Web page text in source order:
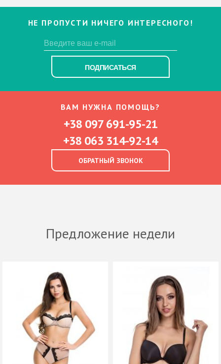
НЕ ПРОПУСТИ НИЧЕГО ИНТЕРЕСНОГО!
ПОДПИСАТЬСЯ
ВАМ НУЖНА ПОМОЩЬ?
+38 097 691-95-21
+38 063 314-92-14
ОБРАТНЫЙ ЗВОНОК
Предложение недели